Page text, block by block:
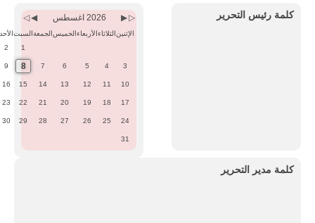
كلمة رئيس التحرير
Month
Year
Month2026 اغسطس
الإثنينالثلاثاءالأربعاءالخميسالجمعةالسبتالأحد
1
2
3
4
5
6
7
8
9
10
11
12
13
14
15
16
17
18
19
20
21
22
23
24
25
26
27
28
29
30
31
كلمة مدير التحرير